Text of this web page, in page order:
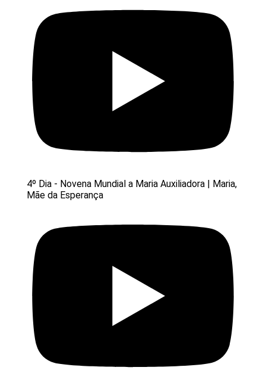
4º Dia - Novena Mundial a Maria Auxiliadora | Maria,
Mãe da Esperança